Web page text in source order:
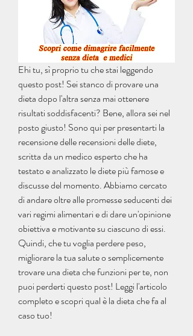
Ehi tu, sì proprio tu che stai leggendo
questo post! Sei stanco di provare una
dieta dopo l'altra senza mai ottenere
risultati soddisfacenti? Bene, allora sei nel
posto giusto! Sono qui per presentarti la
recensione delle recensioni delle diete,
scritta da un medico esperto che ha
testato e analizzato le diete più famose e
discusse del momento. Abbiamo cercato
di andare oltre alle promesse seducenti dei
vari regimi alimentari e di dare un'opinione
obiettiva e motivante su ciascuno di essi.
Quindi, che tu voglia perdere peso,
migliorare la tua salute o semplicemente
trovare una dieta che funzioni per te, non
puoi perderti questo post! Leggi l'articolo
completo e scopri qual è la dieta che fa al
caso tuo!